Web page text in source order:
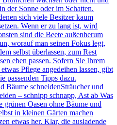
der Sonne oder im Schatten.
sich viele Besitzer kaum
Wenn er zu lang ist, wird
sind die Beete außenherum
worauf man seinen Fokus legt,
selbst überlassen, zum Rest
eben passen. Sofern Sie Ihrem
Pflege angedeihen lassen, gibt
passenden Tipps dazu.
Bäume schneidenSträucher und
– schnipp schnapp, Ast ab Was
grünen Oasen ohne Bäume und
in kleinen Gärten machen
etwas her. Klar, die ausladende